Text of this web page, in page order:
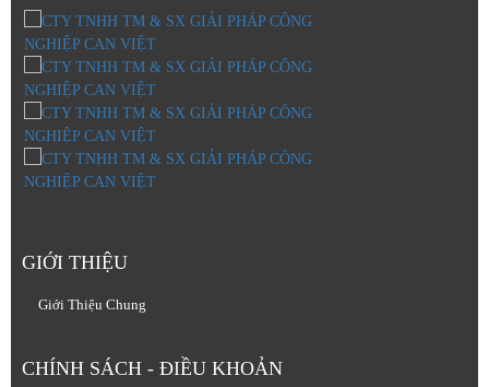
GIỚI THIỆU
Giới Thiệu Chung
CHÍNH SÁCH - ĐIỀU KHOẢN